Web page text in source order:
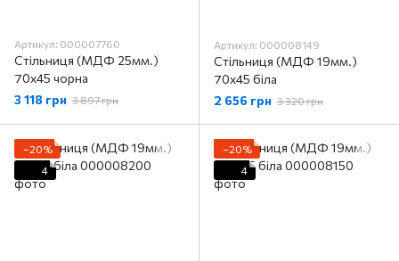
Артикул: 000007760
Стільниця (МДФ 25мм.)
70х45 чорна
3 118 грн 3 897 грн
Артикул: 000008149
Стільниця (МДФ 19мм.)
70х45 біла
2 656 грн 3 320 грн
−20%
4
−20%
4